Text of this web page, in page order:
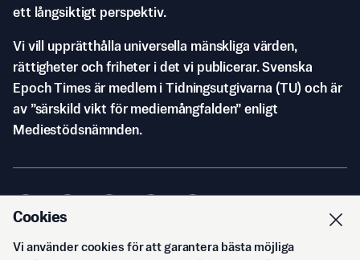
ett långsiktigt perspektiv.
Vi vill upprätthålla universella mänskliga värden,
rättigheter och friheter i det vi publicerar. Svenska
Epoch Times är medlem i Tidningsutgivarna (TU) och är
av ”särskild vikt för mediemångfalden” enligt
Mediestödsnämnden.
© Svenska Epoch Times AB2026
Cookies
Vi använder cookies för att garantera bästa möjliga